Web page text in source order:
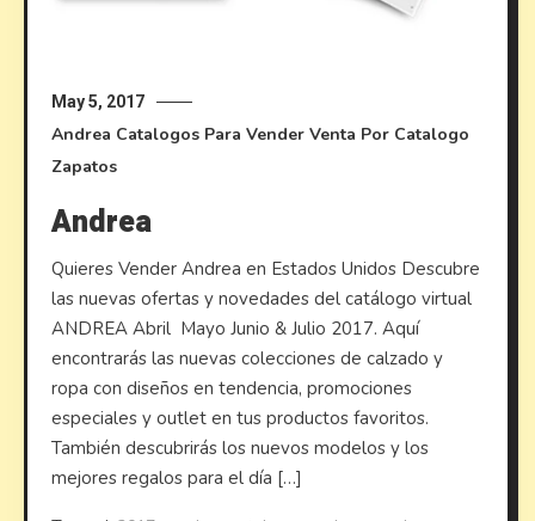
May 5, 2017
Andrea Catalogos Para Vender Venta Por Catalogo
Zapatos
Andrea
Quieres Vender Andrea en Estados Unidos Descubre
las nuevas ofertas y novedades del catálogo virtual
ANDREA Abril Mayo Junio & Julio 2017. Aquí
encontrarás las nuevas colecciones de calzado y
ropa con diseños en tendencia, promociones
especiales y outlet en tus productos favoritos.
También descubrirás los nuevos modelos y los
mejores regalos para el día […]